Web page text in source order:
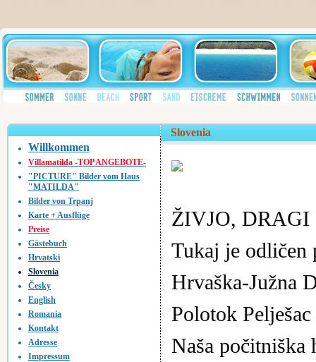
Willkommen
Villamatilda -TOP ANGEBOTE-
"PICTURE" Bilder vom Haus
"MATILDA"
Bilder von Trpanj
Karte + Ausflüge
Preise
Gästebuch
Hrvatski
Slovenia
Česky
English
Romania
Kontakt
Adresse
Impressum
Slovenia
ŽIVJO,
Tukaj je odličen
Hrvaška-Južna
Polotok
Naša počitniška